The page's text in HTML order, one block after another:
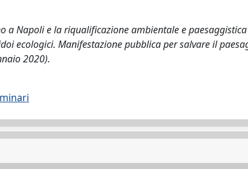
a Napoli e la riqualificazione ambientale e
ecologici. Manifestazione pubblica per salvare il
2020).